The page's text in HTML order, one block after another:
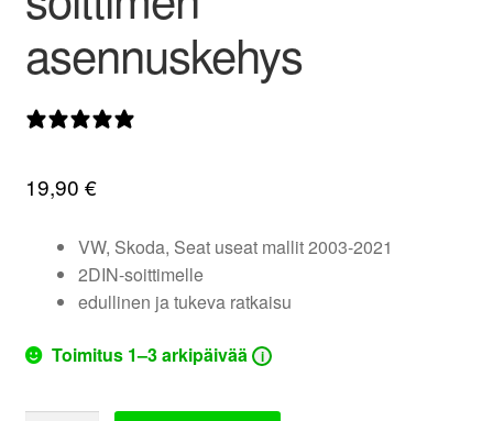
asennuskehys
19,90 €
VW, Skoda, Seat useat mallit 2003-2021
2DIN-soittimelle
edullinen ja tukeva ratkaisu
Toimitus 1–3 arkipäivää i